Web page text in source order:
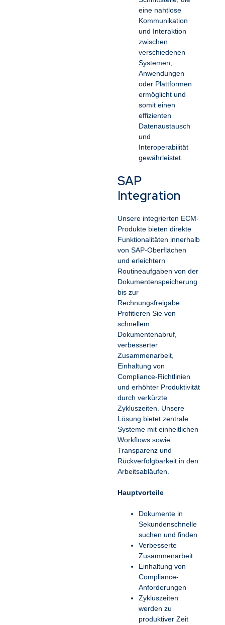
eine nahtlose
Kommunikation
und Interaktion
zwischen
verschiedenen
Systemen,
Anwendungen
oder Plattformen
ermöglicht und
somit einen
effizienten
Datenaustausch
und
Interoperabilität
gewährleistet.
SAP
Integration
Unsere integrierten ECM-
Produkte bieten direkte
Funktionalitäten innerhalb
von SAP-Oberflächen
und erleichtern
Routineaufgaben von der
Dokumentenspeicherung
bis zur
Rechnungsfreigabe.
Profitieren Sie von
schnellem
Dokumentenabruf,
verbesserter
Zusammenarbeit,
Einhaltung von
Compliance-Richtlinien
und erhöhter Produktivität
durch verkürzte
Zykluszeiten. Unsere
Lösung bietet zentrale
Systeme mit einheitlichen
Workflows sowie
Transparenz und
Rückverfolgbarkeit in den
Arbeitsabläufen.
Hauptvorteile
Dokumente in
Sekundenschnelle
suchen und finden
Verbesserte
Zusammenarbeit
Einhaltung von
Compliance-
Anforderungen
Zykluszeiten
werden zu
produktiver Zeit